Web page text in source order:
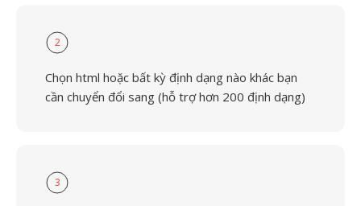
2
Chọn html hoặc bất kỳ định dạng nào khác bạn
cần chuyển đổi sang (hỗ trợ hơn 200 định dạng)
3